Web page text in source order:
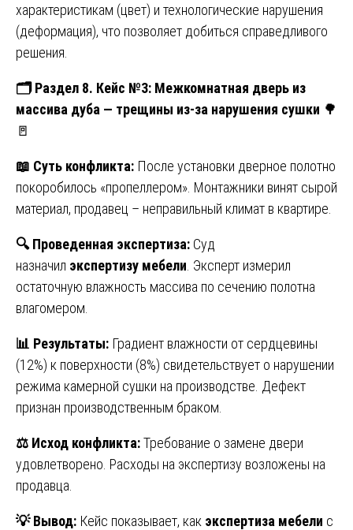
характеристикам (цвет) и технологические нарушения
(деформация), что позволяет добиться справедливого
решения.
🗂️ Раздел 8. Кейс №3: Межкомнатная дверь из
массива дуба — трещины из-за нарушения сушки 🌳
🚪
📖 Суть конфликта: После установки дверное полотно
покоробилось «пропеллером». Монтажники винят сырой
материал, продавец – неправильный климат в квартире.
🔍Проведенная экспертиза: Суд
назначил экспертизу мебели . Эксперт измерил
остаточную влажность массива по сечению полотна
влагомером.
📊 Результаты: Градиент влажности от сердцевины
(12%) к поверхности (8%) свидетельствует о нарушении
режима камерной сушки на производстве. Дефект
признан производственным браком.
⚖️ Исход конфликта:Требование о замене двери
удовлетворено. Расходы на экспертизу возложены на
продавца.
💡Вывод: Кейс показывает, как экспертиза мебели с